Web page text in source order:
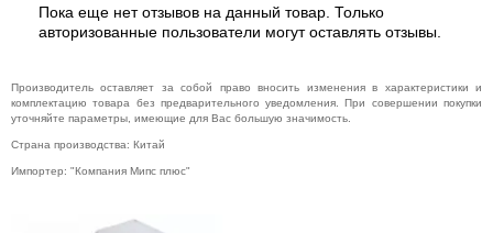
Пока еще нет отзывов на данный товар. Только
авторизованные пользователи могут оставлять отзывы.
Производитель оставляет за собой право вносить изменения в характеристики и
комплектацию товара без предварительного уведомления. При совершении покупки
уточняйте параметры, имеющие для Вас большую значимость.
Страна производства: Китай
Импортер: "Компания Мипс плюс"